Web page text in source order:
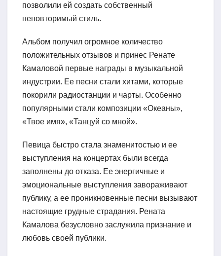
позволили ей создать собственный
неповторимый стиль.
Альбом получил огромное количество
положительных отзывов и принес Ренате
Камаловой первые награды в музыкальной
индустрии. Ее песни стали хитами, которые
покорили радиостанции и чарты. Особенно
популярными стали композиции «Океаны»,
«Твое имя», «Танцуй со мной».
Певица быстро стала знаменитостью и ее
выступления на концертах были всегда
заполнены до отказа. Ее энергичные и
эмоциональные выступления завораживают
публику, а ее проникновенные песни вызывают
настоящие грудные страдания. Рената
Камалова безусловно заслужила признание и
любовь своей публики.